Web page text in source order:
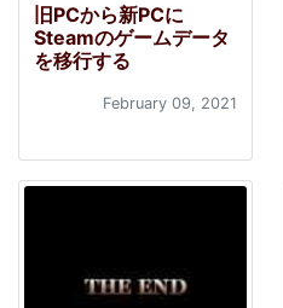
旧PCから新PCに
Steamのゲームデータ
を移行する
February 09, 2021